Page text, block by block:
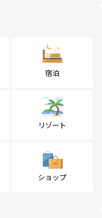
宿泊
リゾート
ショップ